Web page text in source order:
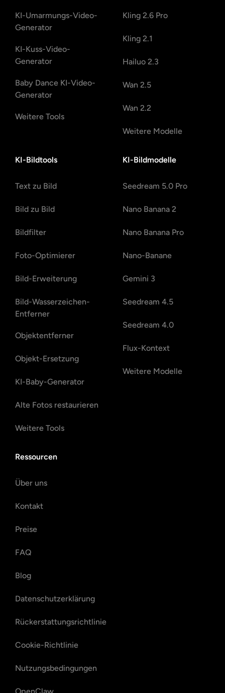
KI-Umarmungs-Video-
Generator
KI-Kuss-Video-
Generator
Baby Dance KI-Video-
Generator
Weitere Tools
Kling 2.6 Pro
Kling 2.1
Hailuo 2.3
Wan 2.5
Wan 2.2
Weitere Modelle
KI-Bildtools
Text zu Bild
Bild zu Bild
Bildfilter
Foto-Optimierer
Bild-Erweiterung
Bild-Wasserzeichen-
Entferner
Objektentferner
Objekt-Ersetzung
KI-Baby-Generator
Alte Fotos restaurieren
Weitere Tools
KI-Bildmodelle
Seedream 5.0 Pro
Nano Banana 2
Nano Banana Pro
Nano-Banane
Gemini 3
Seedream 4.5
Seedream 4.0
Flux-Kontext
Weitere Modelle
Ressourcen
Über uns
Kontakt
Preise
FAQ
Blog
Datenschutzerklärung
Rückerstattungsrichtlinie
Cookie-Richtlinie
Nutzungsbedingungen